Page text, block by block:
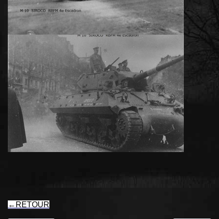
← RETOUR